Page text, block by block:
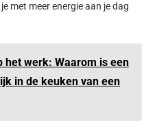
met meer energie aan je dag
het werk: Waarom is een
in de keuken van een